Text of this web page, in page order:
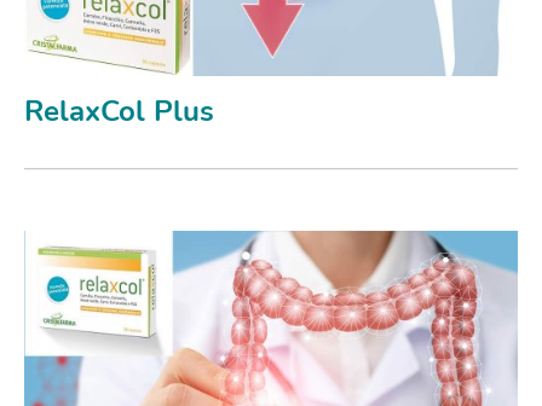
RelaxCol Plus